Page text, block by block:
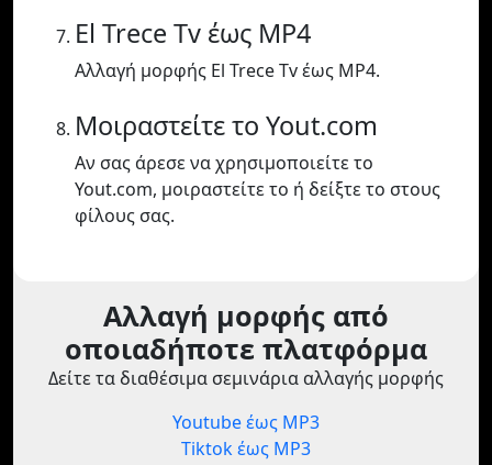
El Trece Tv έως MP4
Αλλαγή μορφής El Trece Tv έως MP4.
Μοιραστείτε το Yout.com
Αν σας άρεσε να χρησιμοποιείτε το
Yout.com, μοιραστείτε το ή δείξτε το στους
φίλους σας.
Αλλαγή μορφής από
οποιαδήποτε πλατφόρμα
Δείτε τα διαθέσιμα σεμινάρια αλλαγής μορφής
Youtube έως MP3
Tiktok έως MP3